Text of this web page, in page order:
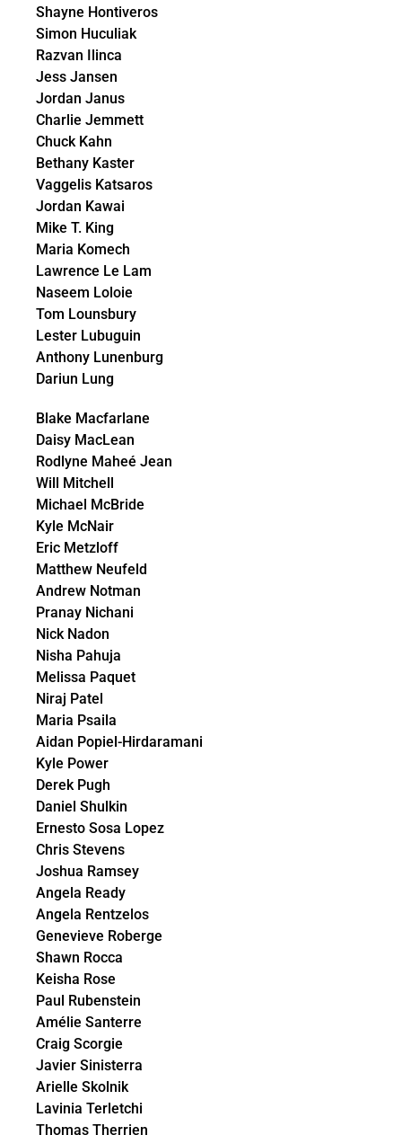
Shayne Hontiveros
Simon Huculiak
Razvan Ilinca
Jess Jansen
Jordan Janus
Charlie Jemmett
Chuck Kahn
Bethany Kaster
Vaggelis Katsaros
Jordan Kawai
Mike T. King
Maria Komech
Lawrence Le Lam
Naseem Loloie
Tom Lounsbury
Lester Lubuguin
Anthony Lunenburg
Dariun Lung
Blake Macfarlane
Daisy MacLean
Rodlyne Maheé Jean
Will Mitchell
Michael McBride
Kyle McNair
Eric Metzloff
Matthew Neufeld
Andrew Notman
Pranay Nichani
Nick Nadon
Nisha Pahuja
Melissa Paquet
Niraj Patel
Maria Psaila
Aidan Popiel-Hirdaramani
Kyle Power
Derek Pugh
Daniel Shulkin
Ernesto Sosa Lopez
Chris Stevens
Joshua Ramsey
Angela Ready
Angela Rentzelos
Genevieve Roberge
Shawn Rocca
Keisha Rose
Paul Rubenstein
Amélie Santerre
Craig Scorgie
Javier Sinisterra
Arielle Skolnik
Lavinia Terletchi
Thomas Therrien